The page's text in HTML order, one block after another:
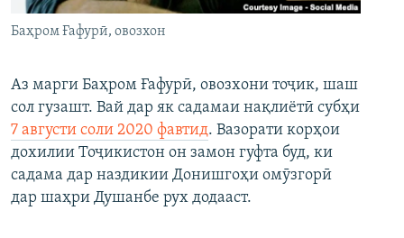
Баҳром Ғафурӣ, овозхон
Аз марги Баҳром Ғафурӣ, овозхони тоҷик, шаш
сол гузашт. Вай дар як садамаи нақлиётӣ субҳи
7 августи соли 2020 фавтид. Вазорати корҳои
дохилии Тоҷикистон он замон гуфта буд, ки
садама дар наздикии Донишгоҳи омӯзгорӣ
дар шаҳри Душанбе рух додааст.